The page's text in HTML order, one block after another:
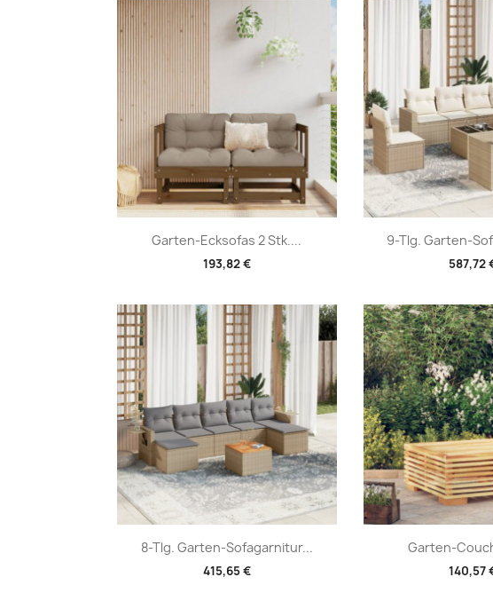
Garten-Ecksofas 2 Stk....
193,82 €
Vorschau 9-Tlg. Garten-
587,72

8-Tlg. Garten-Sofagarnitur...
415,65 €
Vorschau Garten-
140,57
